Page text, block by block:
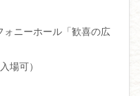
ォニーホール「歓喜の広
場可）